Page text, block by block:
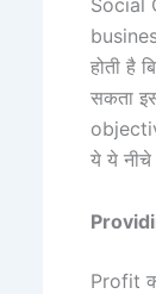
Social
होती है
सकता
ये ये नीचे
Profit